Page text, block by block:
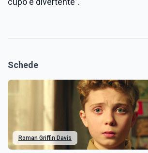
Schede
Roman Griffin Davis